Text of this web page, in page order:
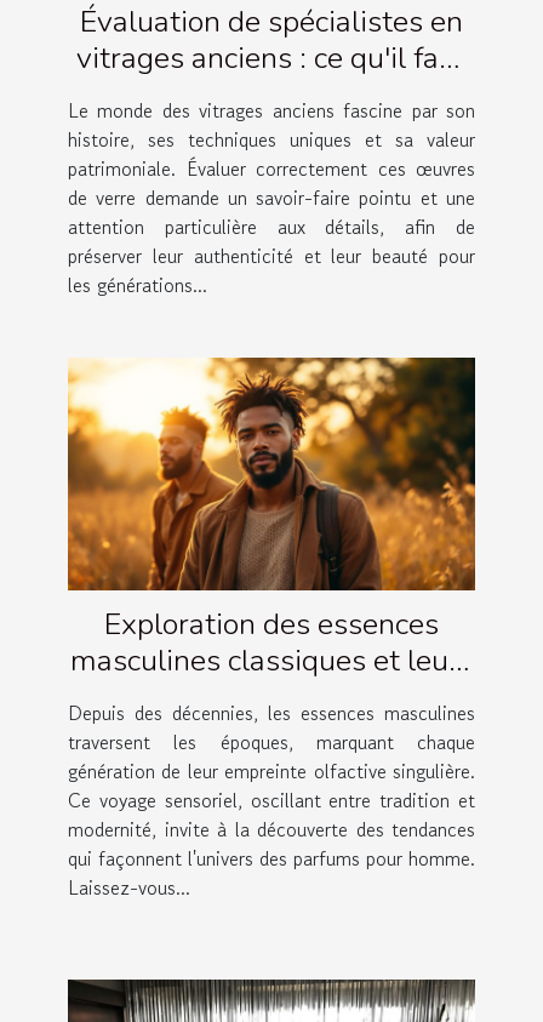
Évaluation de spécialistes en
vitrages anciens : ce qu'il faut
savoir
Le monde des vitrages anciens fascine par son
histoire, ses techniques uniques et sa valeur
patrimoniale. Évaluer correctement ces œuvres
de verre demande un savoir-faire pointu et une
attention particulière aux détails, afin de
préserver leur authenticité et leur beauté pour
les générations...
Exploration des essences
masculines classiques et leurs
évolutions
Depuis des décennies, les essences masculines
traversent les époques, marquant chaque
génération de leur empreinte olfactive singulière.
Ce voyage sensoriel, oscillant entre tradition et
modernité, invite à la découverte des tendances
qui façonnent l'univers des parfums pour homme.
Laissez-vous...